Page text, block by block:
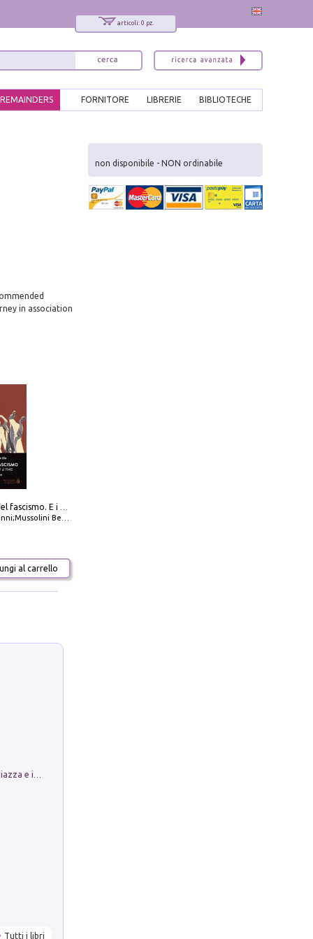
articoli: 0 pz.
BIBLIOTECHE
LIBRERIE
FORNITORE
REMAINDERS
in association
Benito
al carrello
Tutti i libri
non disponibile - NON ordinabile
x
Interessato ai nostri libri?
Allora iscriviti alla nostra newsletter!
Sarai informato delle nostre novità, potrai
comunque cancellarti quando desideri.